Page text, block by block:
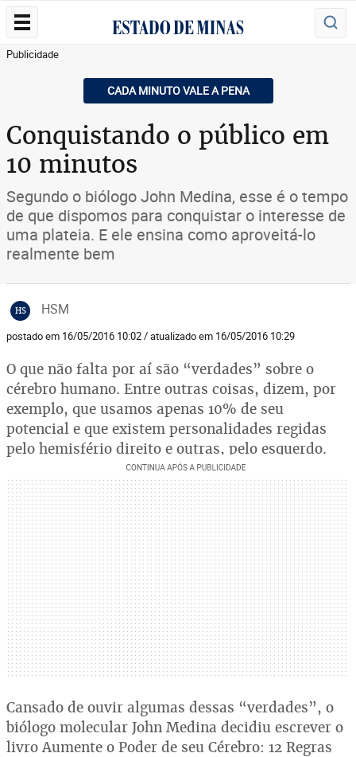
Publicidade
CADA MINUTO VALE A PENA
Conquistando o público em
10 minutos
Segundo o biólogo John Medina, esse é o tempo
de que dispomos para conquistar o interesse de
uma plateia. E ele ensina como aproveitá-lo
realmente bem
HS HSM
postado em 16/05/2016 10:02 / atualizado em 16/05/2016 10:29
O que não falta por aí são “verdades” sobre o
cérebro humano. Entre outras coisas, dizem, por
exemplo, que usamos apenas 10% de seu
potencial e que existem personalidades regidas
pelo hemisfério direito e outras, pelo esquerdo.
Cansado de ouvir algumas dessas “verdades”, o
biólogo molecular John Medina decidiu escrever o
livro Aumente o Poder de seu Cérebro: 12 Regras